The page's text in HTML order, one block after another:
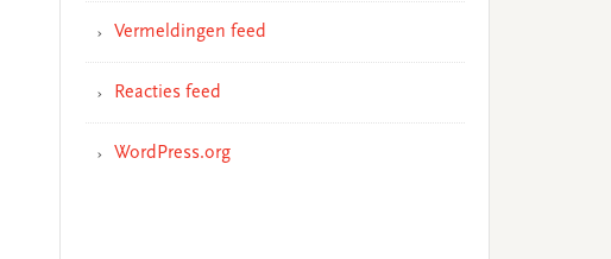
Vermeldingen feed
Reacties feed
WordPress.org